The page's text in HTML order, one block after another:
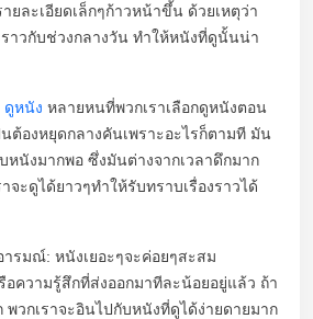
ยละเอียดเล็กๆก้าวหน้าขึ้น ด้วยเหตุว่า
าวกับช่วงกลางวัน ทำให้หนังที่ดูนั้นน่า
ดูหนัง หลายหนที่พวกเราเลือกดูหนังตอน
ต้องหยุดกลางคันเพราะอะไรก็ตามที มัน
หนังมากพอ ซึ่งมันต่างจากเวลาดึกมาก
จะดูได้ยาวๆทำให้รับทราบเรื่องราวได้
ารมณ์: หนังเยอะๆจะค่อยๆสะสม
ความรู้สึกที่ส่งออกมาทีละน้อยอยู่แล้ว ถ้า
พวกเราจะอินไปกับหนังที่ดูได้ง่ายดายมาก